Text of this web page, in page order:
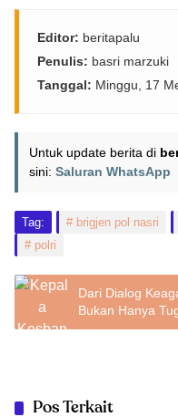
Editor: beritapalu
Penulis: basri marzuki
Tanggal: Minggu, 17
Untuk update berita di
sini: Saluran WhatsApp
Tag: brigjen pol nasri
polri
Dari Dialog
Bukan Hanya
Pos Terkait